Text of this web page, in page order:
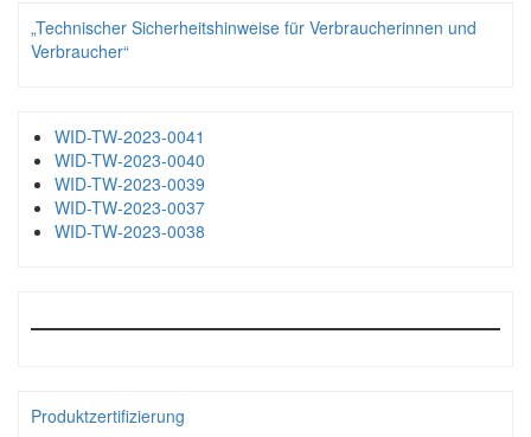
„Technischer Sicherheitshinweise für Verbraucherinnen und
Verbraucher“
WID-TW-2023-0041
WID-TW-2023-0040
WID-TW-2023-0039
WID-TW-2023-0037
WID-TW-2023-0038
Produktzertifizierung